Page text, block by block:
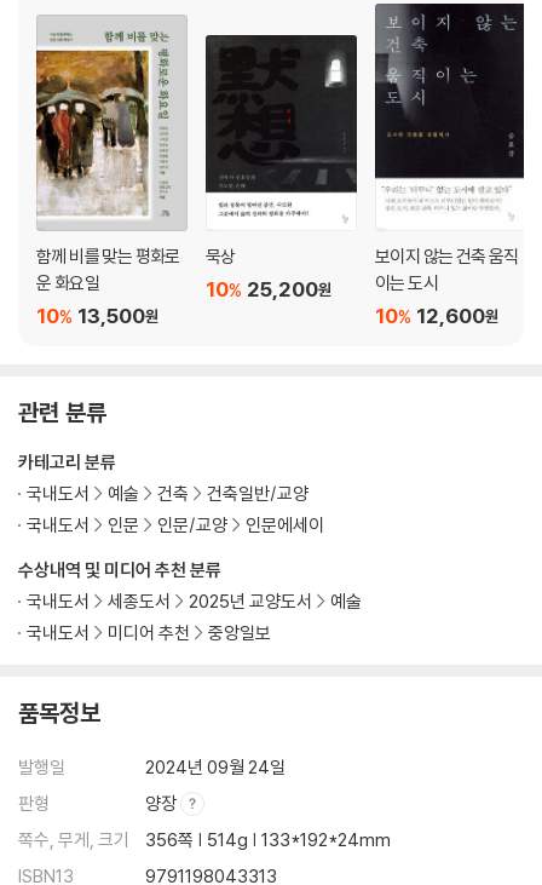
ㆍ구덕교회 부르심의 기적과 응답의 은총 211
ㆍ봉하마을 역사는 중단함으로 존재한다 227
대통령의 집 ─ 지붕 낮은 집 238
노무현 대통령 묘역 ─ 스스로 추방한 자들의 풍경 246
노무현 대통령 기념관 ─ 일어서는 땅 260
ㆍ명례성지 성서적 풍경 275
ㆍ성 베네딕도회 왜관 수도원 너희는 이제 평화하라 291
피정센터 ─ 경계 위의 집 302
후기 우리는 그의 집이라 348
함께 비를 맞는 평화로
운 화요일
13,500원
10%
묵상
25,200원
10%
보이지 않는 건축 움직
이는 도시
12,600원
10%
관련 분류
수상내역 및 미디어 추천 분류
국내도서
세종도서 2025년 교양도서
예술
국내도서
미디어 추천 중앙일보
카테고리 분류
국내도서
예술 건축
건축일반/교양
국내도서
인문 인문/교양 인문에세이
품목정보
발행일
2024년 09월 24일
판형
양장
쪽수, 무게, 크기
356쪽 | 514g | 133*192*24mm
ISBN13
9791198043313